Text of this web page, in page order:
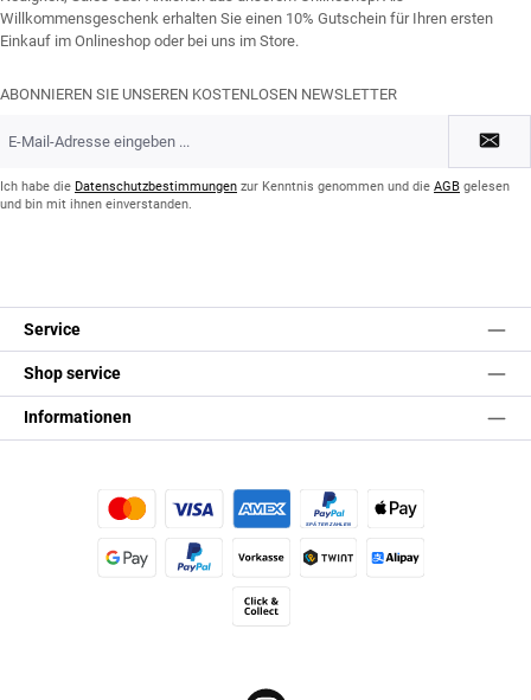
Willkommensgeschenk erhalten Sie einen 10% Gutschein für Ihren ersten
Einkauf im Onlineshop oder bei uns im Store.
ABONNIEREN SIE UNSEREN KOSTENLOSEN NEWSLETTER
Mail-
*Ich habe die Datenschutzbestimmungen zur Kenntnis genommen und die AGB gelesen
und bin mit ihnen einverstanden.
Service
Shop service
Informationen
Kredit- oder Debitkarte Später BezahlenApple Pay
Vorkasse